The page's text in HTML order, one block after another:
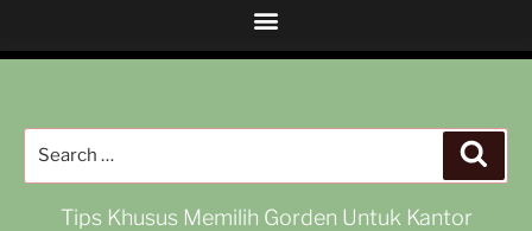
Tips Khusus Memilih Gorden Untuk Kantor